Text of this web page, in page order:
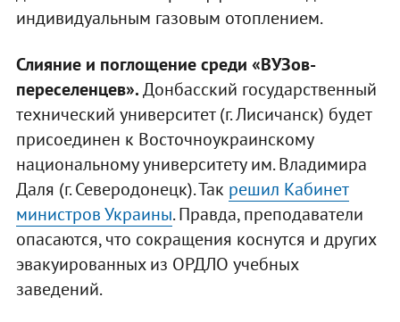
индивидуальным газовым отоплением.
Слияние и поглощение среди «ВУЗов-
переселенцев».Донбасский государственный
технический университет (г. Лисичанск) будет
присоединен к Восточноукраинскому
национальному университету им. Владимира
Даля (г. Северодонецк). Так решил Кабинет
министров Украины. Правда, преподаватели
опасаются, что сокращения коснутся и других
эвакуированных из ОРДЛО учебных
заведений.